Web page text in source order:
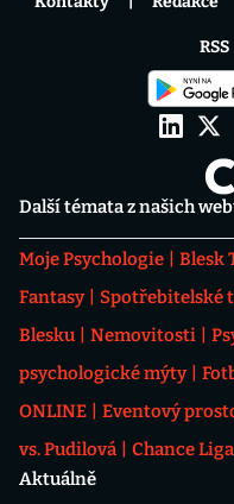
Další témata z našich
Moje Psychologie Blesk
Fantasy
Spotřebitelské
Blesku
Nemovitosti
psychologické mýty
ONLINE
Eventový
vs. Pudilová
Chance
Aktuálně
RSS